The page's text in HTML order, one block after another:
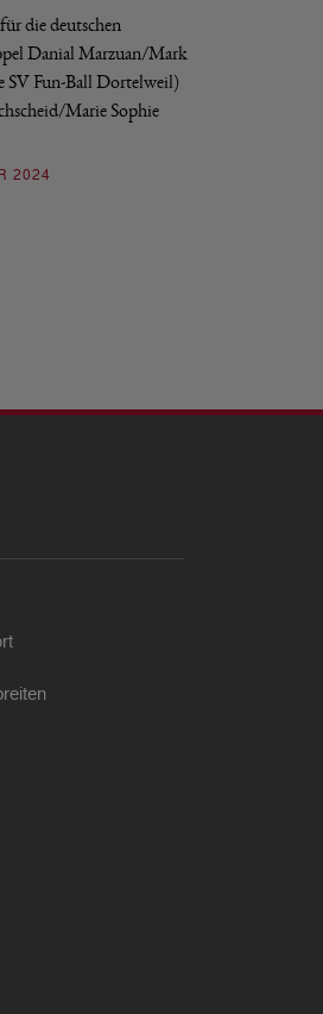
die deutschen
Danial Marzuan/Mark
SV Fun-Ball Dortelweil)
Marie Sophie
2024